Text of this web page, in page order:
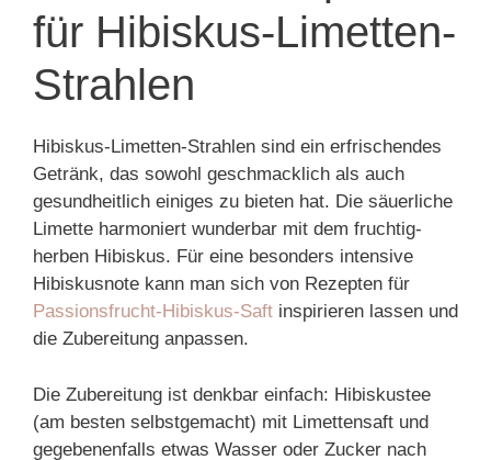
für Hibiskus-Limetten-
Strahlen
Hibiskus-Limetten-Strahlen sind ein erfrischendes
Getränk, das sowohl geschmacklich als auch
gesundheitlich einiges zu bieten hat. Die säuerliche
Limette harmoniert wunderbar mit dem fruchtig-
herben Hibiskus. Für eine besonders intensive
Hibiskusnote kann man sich von Rezepten für
Passionsfrucht-Hibiskus-Saft inspirieren lassen und
die Zubereitung anpassen.
Die Zubereitung ist denkbar einfach: Hibiskustee
(am besten selbstgemacht) mit Limettensaft und
gegebenenfalls etwas Wasser oder Zucker nach